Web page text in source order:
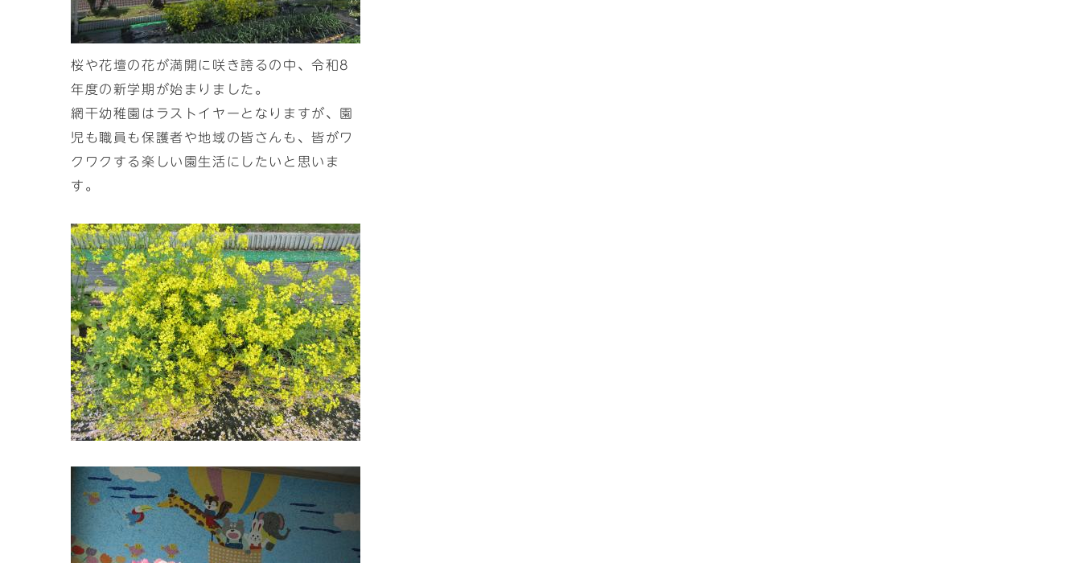
桜や花壇の花が満開に咲き誇るの中、令和8
年度の新学期が始まりました。
網干幼稚園はラストイヤーとなりますが、園
児も職員も保護者や地域の皆さんも、皆がワ
クワクする楽しい園生活にしたいと思いま
す。